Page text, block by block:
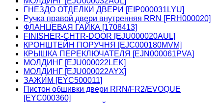
ГНЕЗДО ОТДЕЛКИ ДВЕРИ [EIP000031LYU]
Ручка правой двери внутренняя RRN [FRH000020]
ФЛАНЦЕВАЯ ГАЙКА [1708413]
FINISHER-CHTR-DOOR [EJU000020AUL]
КРОНШТЕЙН ПОРУЧНЯ [EJC000180MVM]
КРЫШКА ПЕРЕКЛЮЧАТЕЛЯ [EJN000061PVA]
МОЛДИНГ [EJU000022LEK]
МОЛДИНГ [EJU000022AYX]
ЗАЖИМ [EYC500011]
Пистон обшивки двери RRN/FR2/EVOQUE
[EYC000360]